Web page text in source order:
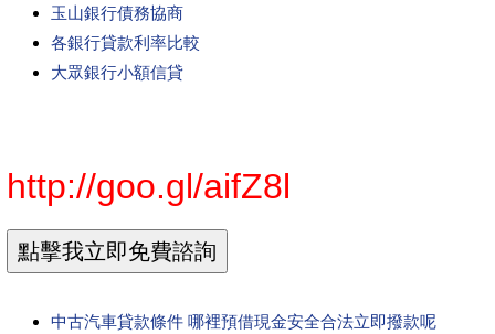
玉山銀行債務協商
各銀行貸款利率比較
大眾銀行小額信貸
http://goo.gl/aifZ8l
中古汽車貸款條件 哪裡預借現金安全合法立即撥款呢